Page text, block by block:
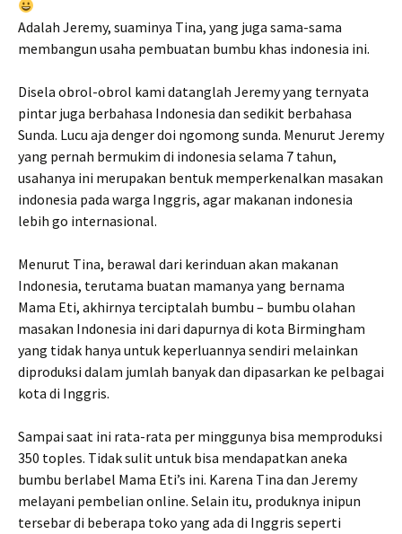
Adalah Jeremy, suaminya Tina, yang juga sama-sama
membangun usaha pembuatan bumbu khas indonesia ini.
Disela obrol-obrol kami datanglah Jeremy yang ternyata
pintar juga berbahasa Indonesia dan sedikit berbahasa
Sunda. Lucu aja denger doi ngomong sunda. Menurut Jeremy
yang pernah bermukim di indonesia selama 7 tahun,
usahanya ini merupakan bentuk memperkenalkan masakan
indonesia pada warga Inggris, agar makanan indonesia
lebih go internasional.
Menurut Tina, berawal dari kerinduan akan makanan
Indonesia, terutama buatan mamanya yang bernama
Mama Eti, akhirnya terciptalah bumbu – bumbu olahan
masakan Indonesia ini dari dapurnya di kota Birmingham
yang tidak hanya untuk keperluannya sendiri melainkan
diproduksi dalam jumlah banyak dan dipasarkan ke pelbagai
kota di Inggris.
Sampai saat ini rata-rata per minggunya bisa memproduksi
350 toples. Tidak sulit untuk bisa mendapatkan aneka
bumbu berlabel Mama Eti’s ini. Karena Tina dan Jeremy
melayani pembelian online. Selain itu, produknya inipun
tersebar di beberapa toko yang ada di Inggris seperti